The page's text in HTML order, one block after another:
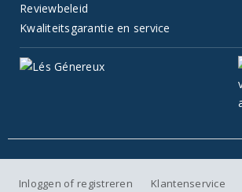
Reviewbeleid
Kwaliteitsgarantie en service
Inloggen of registreren Klantenservice